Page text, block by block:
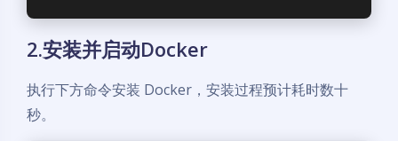
2.安装并启动Docker
执行下方命令安装 Docker，安装过程预计耗时数十
秒。